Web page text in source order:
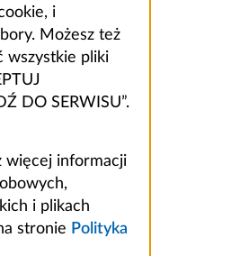
i
Możesz też
wszystkie pliki
DO SERWISU”.
więcej informacji
i plikach
stronie Polityka